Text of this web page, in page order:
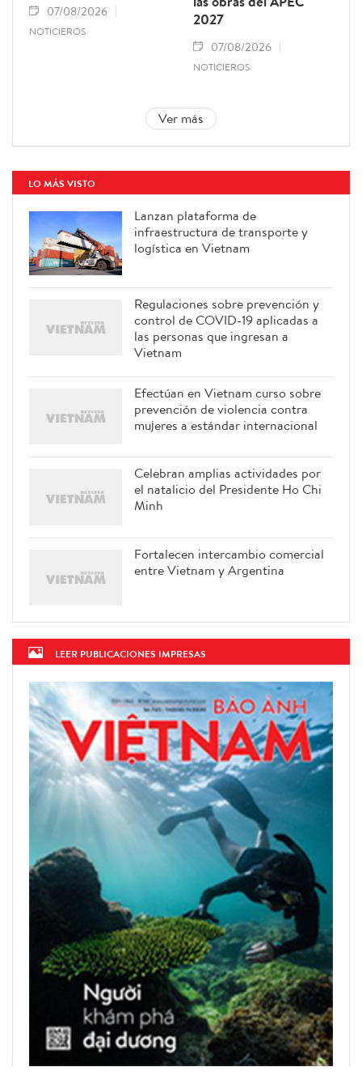
07/08/2026
NOTICIEROS
2027
07/08/2026
NOTICIEROS
Ver más
LO MÁS VISTO
Lanzan plataforma de
infraestructura de transporte y
logística en Vietnam
Regulaciones sobre prevención y
control de COVID-19 aplicadas a
las personas que ingresan a
Vietnam
Efectúan en Vietnam curso sobre
prevención de violencia contra
mujeres a estándar internacional
Celebran amplias actividades por
el natalicio del Presidente Ho Chi
Minh
Fortalecen intercambio comercial
entre Vietnam y Argentina
LEER PUBLICACIONES IMPRESAS